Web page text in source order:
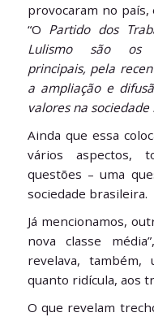
provocaram no
“O Partido dos
Lulismo são os
principais, pela
a ampliação e
valores na
Ainda que essa
vários aspectos,
questões – uma
sociedade brasileira.
Já mencionamos,
nova classe
revelava, também,
quanto ridícula, aos
O que revelam